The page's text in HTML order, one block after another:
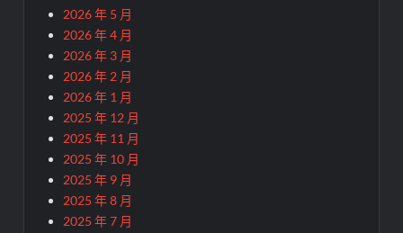
2026 年 5 月
2026 年 4 月
2026 年 3 月
2026 年 2 月
2026 年 1 月
2025 年 12 月
2025 年 11 月
2025 年 10 月
2025 年 9 月
2025 年 8 月
2025 年 7 月